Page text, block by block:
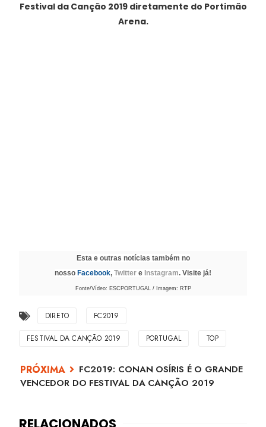
Festival da Canção 2019 diretamente do Portimão
Arena.
Esta e outras notícias também no
nosso Facebook, Twitter e Instagram. Visite já!
Fonte/Vídeo: ESCPORTUGAL / Imagem: RTP
DIRETO FC2019
FESTIVAL DA CANÇÃO 2019 PORTUGAL TOP
FC2019: CONAN OSÍRIS É O GRANDE
VENCEDOR DO FESTIVAL DA CANÇÃO 2019